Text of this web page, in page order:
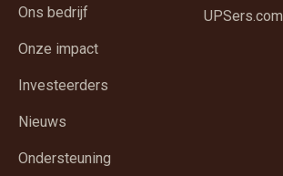
Ons bedrijf
Onze impact
Investeerders
Nieuws
Ondersteuning
een
UPSers.com